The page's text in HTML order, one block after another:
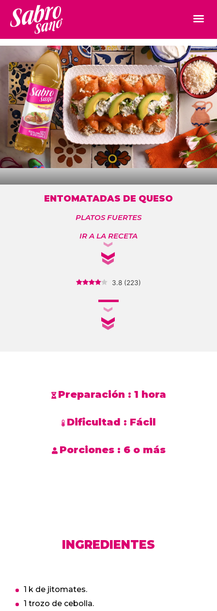
ENTOMATADAS DE QUESO
PLATOS FUERTES
IR A LA RECETA
3.8 (223)
Preparación : 1 hora
Dificultad : Fácil
Porciones : 6 o más
INGREDIENTES
1 k de jitomates.
1 trozo de cebolla.